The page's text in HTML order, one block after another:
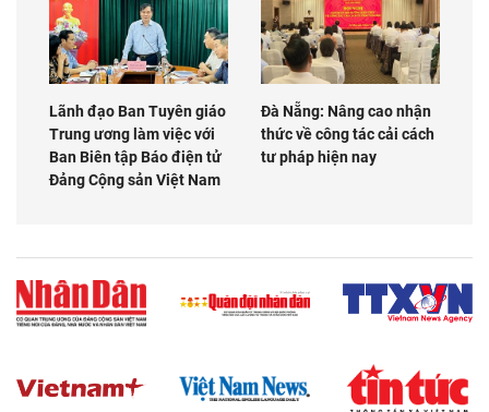
Lãnh đạo Ban Tuyên giáo
Trung ương làm việc với
Ban Biên tập Báo điện tử
Đảng Cộng sản Việt Nam
Đà Nẵng: Nâng cao nhận
thức về công tác cải cách
tư pháp hiện nay